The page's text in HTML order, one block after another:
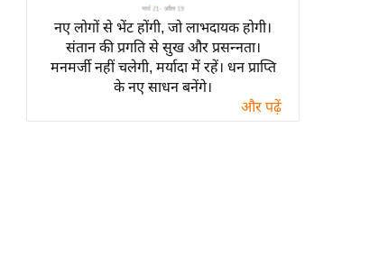
टेक्नॉलॉजी
ब्यूटी/फैशन
घरेलू नुस्खे
पर्यटन स्थल
फिटनेस मंत्रा
नए लोगों से भेंट होंगी, जो लाभदायक होगी।
संतान की प्रगति से सुख और प्रसन्नता।
मनमर्जी नहीं चलेगी, मर्यादा में रहें। धन प्राप्ति
के नए साधन बनेंगे।
और पढ़ें